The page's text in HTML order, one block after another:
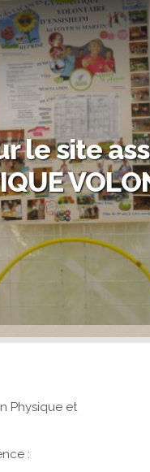
le site
Physique et
: